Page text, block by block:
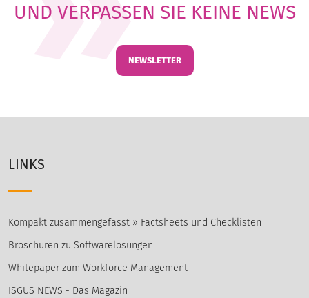
UND VERPASSEN SIE KEINE NEWS
NEWSLETTER
LINKS
Kompakt zusammengefasst » Factsheets und Checklisten
Broschüren zu Softwarelösungen
Whitepaper zum Workforce Management
ISGUS NEWS - Das Magazin